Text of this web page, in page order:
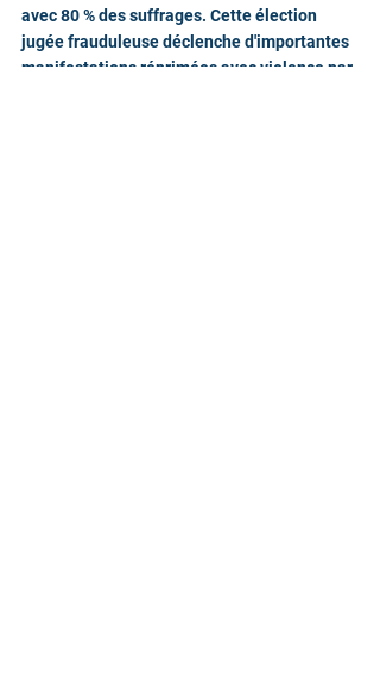
avec 80 % des suffrages. Cette élection
jugée frauduleuse déclenche d'importantes
manifestations réprimées avec violence par